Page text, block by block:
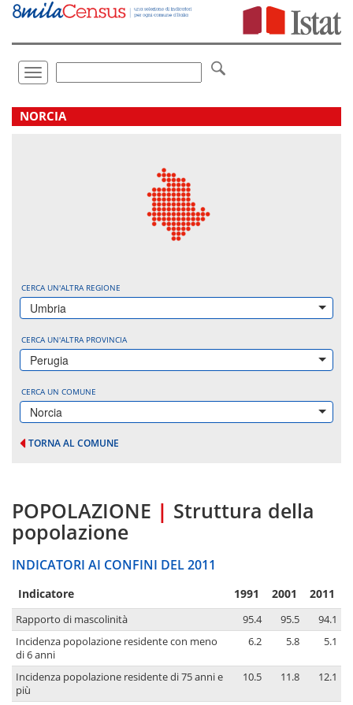
Vai
direttamente
Toggle
navigation
.
NORCIA
CERCA UN'ALTRA REGIONE
Umbria
CERCA UN'ALTRA PROVINCIA
Perugia
CERCA UN COMUNE
Norcia
TORNA AL COMUNE
POPOLAZIONE | Struttura della
popolazione
INDICATORI AI CONFINI DEL 2011
Indicatore 1991 2001 2011
Rapporto di mascolinità 95.4 95.5
94.1
Incidenza popolazione residente con meno
di 6 anni
6.2 5.8 5.1
Incidenza popolazione residente di 75 anni e
più
10.5 11.8 12.1